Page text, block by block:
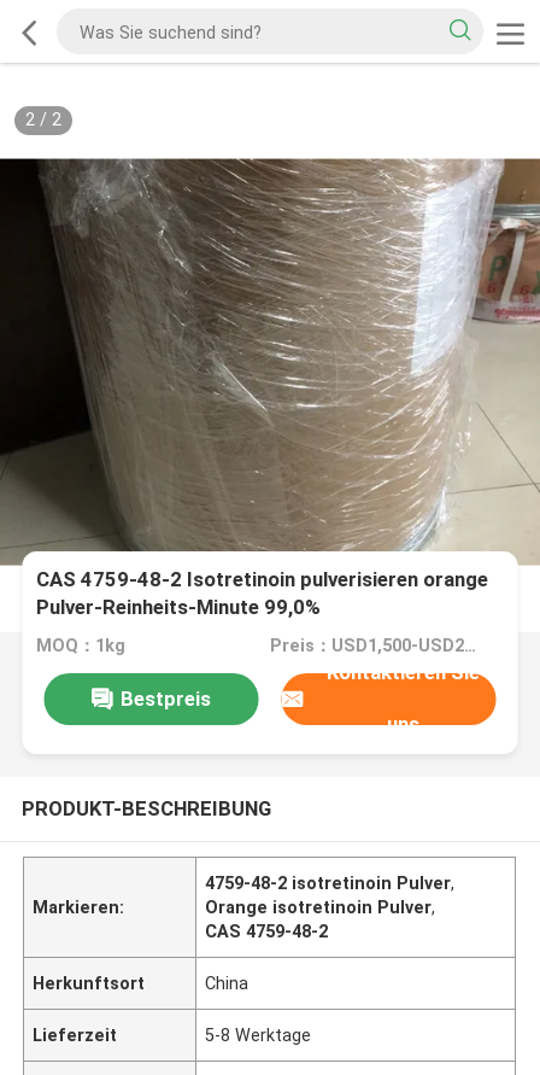
2/ 2
CAS 4759-48-2 Isotretinoin pulverisieren orange
Pulver-Reinheits-Minute 99,0%
MOQ：1kg Preis：USD1,500-USD2,150/kg
Bestpreis
Kontaktieren Sie
uns
PRODUKT-BESCHREIBUNG
Markieren:
4759-48-2 isotretinoin Pulver,
Orange isotretinoin Pulver,
CAS 4759-48-2
Herkunftsort China
Lieferzeit 5-8 Werktage